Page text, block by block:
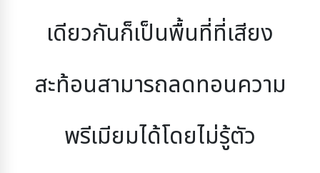
เดียวกันก็เป็นพื้นที่ที่เสียง
สะท้อนสามารถลดทอนความ
พรีเมียมได้โดยไม่รู้ตัว